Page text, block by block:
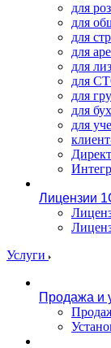
для
для
для
для
для
для
для
для
для
Лицензии
Услуги
Продажа и